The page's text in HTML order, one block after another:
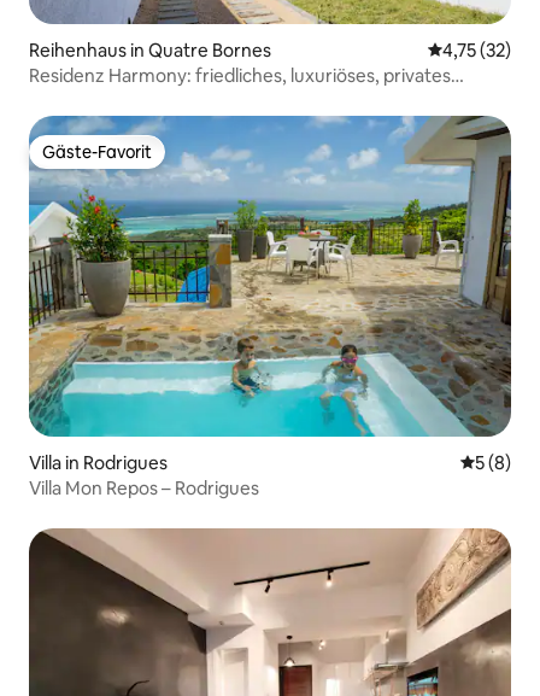
Reihenhaus in Quatre Bornes
4,75 (32)
Residenz Harmony: friedliches, luxuriöses, privates
Gäste-Favorit
Gäste-Favorit
Villa in Rodrigues
5 (8)
Villa Mon Repos – Rodrigues